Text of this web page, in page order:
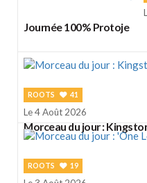
Journée 100% Protoje
ROOTS 41
Le 4 Août 2026
Morceau du jour :
ROOTS 19